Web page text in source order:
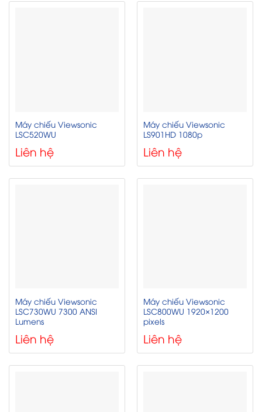
Máy chiếu Viewsonic
LSC520WU
Liên hệ
Máy chiếu Viewsonic
LS901HD 1080p
Liên hệ
Máy chiếu Viewsonic
LSC730WU 7300 ANSI
Lumens
Liên hệ
Máy chiếu Viewsonic
LSC800WU 1920×1200
pixels
Liên hệ